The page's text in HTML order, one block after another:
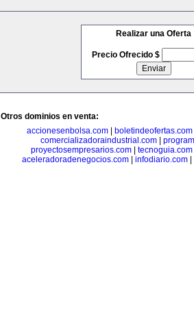
Realizar una Oferta
Precio Ofrecido $
Otros dominios en venta:
accionesenbolsa.com
boletindeofertas.com
comercializadoraindustrial.com
proyectosempresarios.com
tecnoguia.com
aceleradoradenegocios.com| infodiario.com|